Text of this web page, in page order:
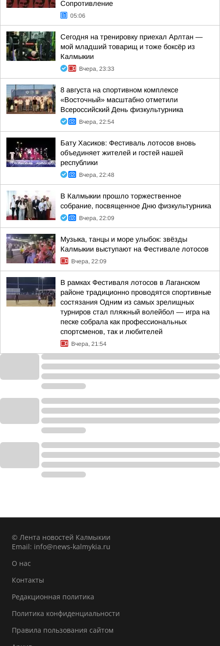
Сопротивление
05:06
Сегодня на тренировку приехал Арлтан —
мой младший товарищ и тоже боксёр из
Калмыкии
Вчера, 23:33
8 августа на спортивном комплексе
«Восточный» масштабно отметили
Всероссийский День физкультурника
Вчера, 22:54
Бату Хасиков: Фестиваль лотосов вновь
объединяет жителей и гостей нашей
республики
Вчера, 22:48
В Калмыкии прошло торжественное
собрание, посвященное Дню физкультурника
Вчера, 22:09
Музыка, танцы и море улыбок: звёзды
Калмыкии выступают на Фестивале лотосов
Вчера, 22:09
В рамках Фестиваля лотосов в Лаганском
районе традиционно проводятся спортивные
состязания Одним из самых зрелищных
турниров стал пляжный волейбол — игра на
песке собрала как профессиональных
спортсменов, так и любителей
Вчера, 21:54
© Лента новостей Калмыкии
Email: info@news-kalmykia.ru
О нас
Контакты
Редакционная политика
Политика конфиденциальности
Правила пользования сайтом